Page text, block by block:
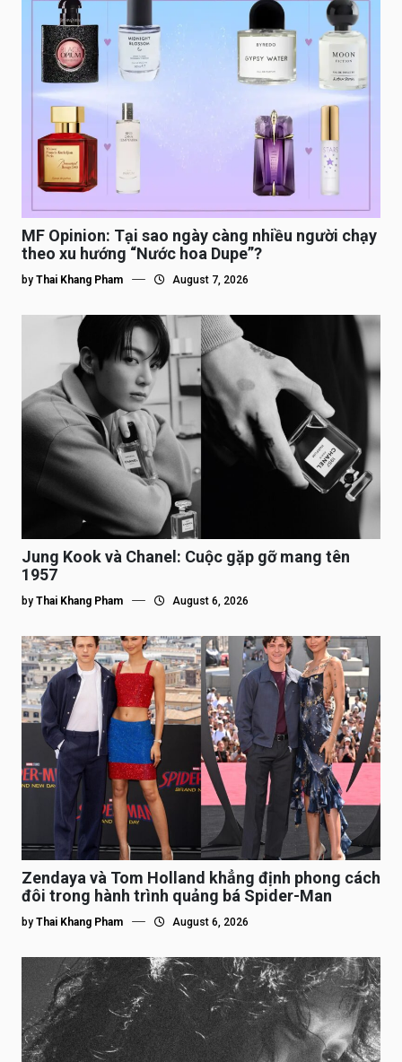
MF Opinion: Tại sao ngày càng nhiều người chạy
theo xu hướng “Nước hoa Dupe”?
by Thai Khang Pham August 7, 2026
Jung Kook và Chanel: Cuộc gặp gỡ mang tên
1957
by Thai Khang Pham August 6, 2026
Zendaya và Tom Holland khẳng định phong cách
đôi trong hành trình quảng bá Spider-Man
by Thai Khang Pham August 6, 2026